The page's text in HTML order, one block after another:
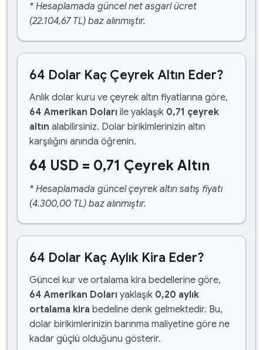
* Hesaplamada güncel net asgari ücret
(22.104,67 TL) baz alınmıştır.
64 Dolar Kaç Çeyrek Altın Eder?
Anlık dolar kuru ve çeyrek altın fiyatlarına göre,
64 Amerikan Doları ile yaklaşık 0,71 çeyrek
altın alabilirsiniz. Dolar birikimlerinizin altın
karşılığını anında öğrenin.
64 USD = 0,71 Çeyrek Altın
* Hesaplamada güncel çeyrek altın satış fiyatı
(4.300,00 TL) baz alınmıştır.
64 Dolar Kaç Aylık Kira Eder?
Güncel kur ve ortalama kira bedellerine göre,
64 Amerikan Doları yaklaşık 0,20 aylık
ortalama kira bedeline denk gelmektedir. Bu,
dolar birikimlerinizin barınma maliyetine göre ne
kadar güçlü olduğunu gösterir.